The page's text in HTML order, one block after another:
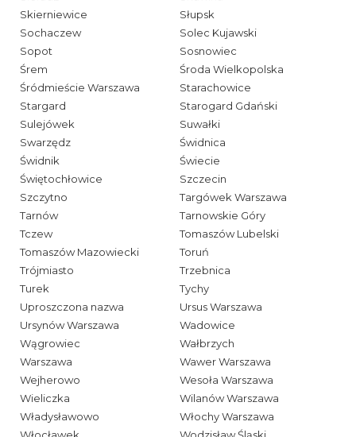
Skierniewice
Słupsk
Sochaczew
Solec Kujawski
Sopot
Sosnowiec
Śrem
Środa Wielkopolska
Śródmieście Warszawa
Starachowice
Stargard
Starogard Gdański
Sulejówek
Suwałki
Swarzędz
Świdnica
Świdnik
Świecie
Świętochłowice
Szczecin
Szczytno
Targówek Warszawa
Tarnów
Tarnowskie Góry
Tczew
Tomaszów Lubelski
Tomaszów Mazowiecki
Toruń
Trójmiasto
Trzebnica
Turek
Tychy
Uproszczona nazwa
Ursus Warszawa
Ursynów Warszawa
Wadowice
Wągrowiec
Wałbrzych
Warszawa
Wawer Warszawa
Wejherowo
Wesoła Warszawa
Wieliczka
Wilanów Warszawa
Władysławowo
Włochy Warszawa
Włocławek
Wodzisław Śląski